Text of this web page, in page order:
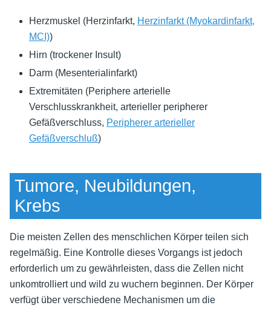
Herzmuskel (Herzinfarkt, Herzinfarkt (Myokardinfarkt,
MCI))
Hirn (trockener Insult)
Darm (Mesenterialinfarkt)
Extremitäten (Periphere arterielle
Verschlusskrankheit, arterieller peripherer
Gefäßverschluss, Peripherer arterieller
Gefäßverschluß)
Tumore, Neubildungen,
Krebs
Die meisten Zellen des menschlichen Körper teilen sich
regelmäßig. Eine Kontrolle dieses Vorgangs ist jedoch
erforderlich um zu gewährleisten, dass die Zellen nicht
unkomtrolliert und wild zu wuchern beginnen. Der Körper
verfügt über verschiedene Mechanismen um die